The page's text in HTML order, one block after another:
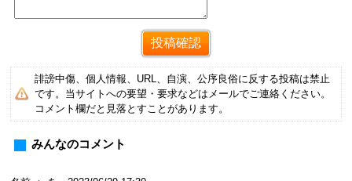
誹謗中傷、個人情報、URL、自演、公序良俗に反する投稿は禁止
です。当サイトへの要望・要求などはメールでご連絡ください。
コメント欄だと見落とすことがあります。
みんなのコメント